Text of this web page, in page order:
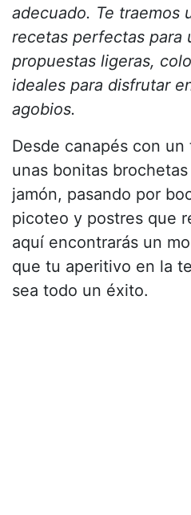
adecuado. Te traemos
recetas perfectas para
propuestas ligeras,
ideales para disfrutar
agobios.
Desde canapés con
unas bonitas
jamón, pasando por
picoteo y postres que
aquí encontrarás un
que tu aperitivo en la
sea todo un éxito.